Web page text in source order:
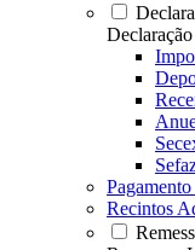
Recintos